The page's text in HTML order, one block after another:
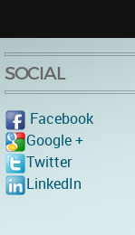
SOCIAL
Facebook
Google +
Twitter
LinkedIn